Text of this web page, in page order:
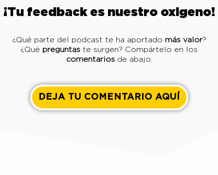
¡Tu feedback es nuestro oxigeno!
¿Qué parte del podcast te ha aportado más valor?
¿Qué preguntas te surgen? Compártelo en los
comentariosde abajo:
DEJA TU COMENTARIO AQUÍ